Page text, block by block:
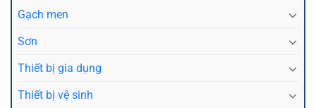
Gạch men
Sơn
Thiết bị gia dụng
Thiết bị vệ sinh